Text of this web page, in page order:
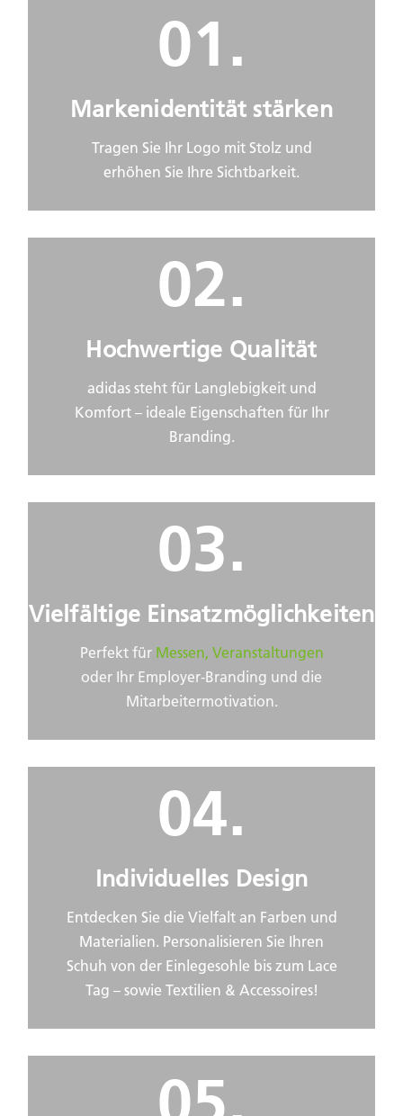
01.
Markenidentität stärken
Tragen Sie Ihr Logo mit Stolz und
erhöhen Sie Ihre Sichtbarkeit.
02.
Hochwertige Qualität
adidas steht für Langlebigkeit und
Komfort – ideale Eigenschaften für Ihr
Branding.
03.
Vielfältige Einsatzmöglichkeiten
Perfekt für Messen, Veranstaltungen
oder Ihr Employer-Branding und die
Mitarbeitermotivation.
04.
Individuelles Design
Entdecken Sie die Vielfalt an Farben und
Materialien. Personalisieren Sie Ihren
Schuh von der Einlegesohle bis zum Lace
Tag – sowie Textilien & Accessoires!